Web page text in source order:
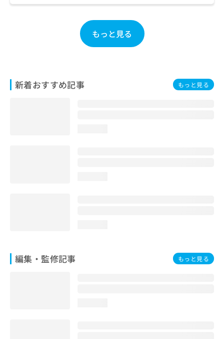
もっと見る
新着おすすめ記事 もっと見る
編集・監修記事 もっと見る
お
ち